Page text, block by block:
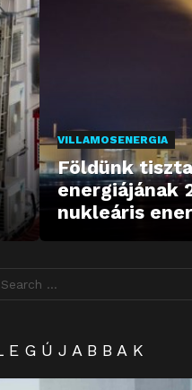
VILLAMOSENERGIA
Földünk
energiájának
nukleáris
for: